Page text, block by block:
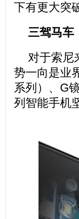
下有更大突
三驾马车
对于索尼
势一向是业
系列）、G
列智能手机